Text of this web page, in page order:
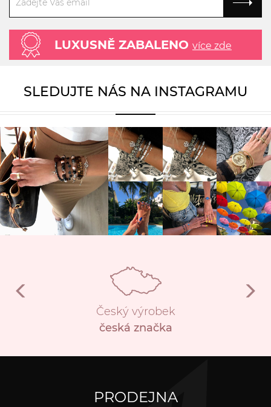
LUXUSNĚ ZABALENO více zde
SLEDUJTE NÁS NA INSTAGRAMU
Český výrobek
česká značka
PRODEJNA